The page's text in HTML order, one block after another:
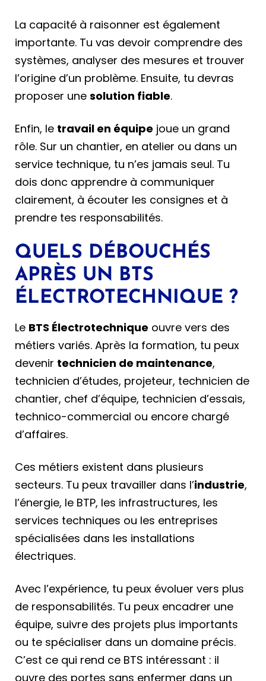
La capacité à raisonner est également
importante. Tu vas devoir comprendre des
systèmes, analyser des mesures et trouver
l’origine d’un problème. Ensuite, tu devras
proposer une solution fiable.
Enfin, le travail en équipe joue un grand
rôle. Sur un chantier, en atelier ou dans un
service technique, tu n’es jamais seul. Tu
dois donc apprendre à communiquer
clairement, à écouter les consignes et à
prendre tes responsabilités.
QUELS DÉBOUCHÉS
APRÈS UN BTS
ÉLECTROTECHNIQUE ?
Le BTS Électrotechnique ouvre vers des
métiers variés. Après la formation, tu peux
devenir technicien de maintenance,
technicien d’études, projeteur, technicien de
chantier, chef d’équipe, technicien d’essais,
technico-commercial ou encore chargé
d’affaires.
Ces métiers existent dans plusieurs
secteurs. Tu peux travailler dans l’industrie,
l’énergie, le BTP, les infrastructures, les
services techniques ou les entreprises
spécialisées dans les installations
électriques.
Avec l’expérience, tu peux évoluer vers plus
de responsabilités. Tu peux encadrer une
équipe, suivre des projets plus importants
ou te spécialiser dans un domaine précis.
C’est ce qui rend ce BTS intéressant : il
ouvre des portes sans enfermer dans un